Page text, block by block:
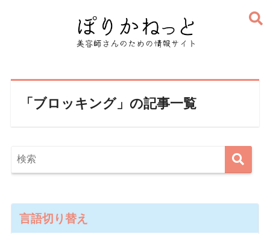
「ブロッキング」の記事一覧
言語切り替え